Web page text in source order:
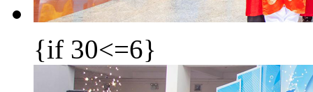
{if 30<=6}